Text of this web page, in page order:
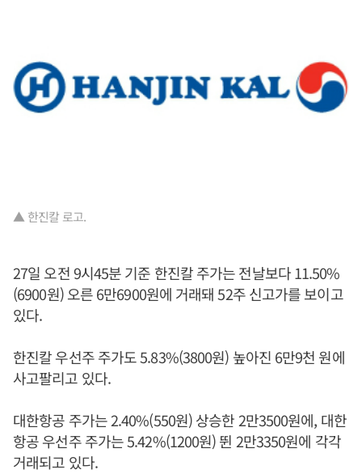
▲ 한진칼 로고.
27일 오전 9시45분 기준 한진칼 주가는 전날보다 11.50%
(6900원) 오른 6만6900원에 거래돼 52주 신고가를 보이고
있다.
한진칼 우선주 주가도 5.83%(3800원) 높아진 6만9천 원에
사고팔리고 있다.
대한항공 주가는 2.40%(550원) 상승한 2만3500원에, 대한
항공 우선주 주가는 5.42%(1200원) 뛴 2만3350원에 각각
거래되고 있다.